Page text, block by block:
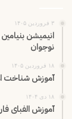
۳ فروردین ۱۴۰۵
انیمیشن
نوجوان
۱۸ فروردین ۱۴۰۵
آموزش شناخت
۱۸ دی ۱۴۰۴
آموزش الفبای